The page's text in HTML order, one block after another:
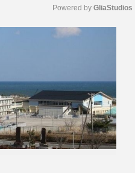
Powered by GliaStudios